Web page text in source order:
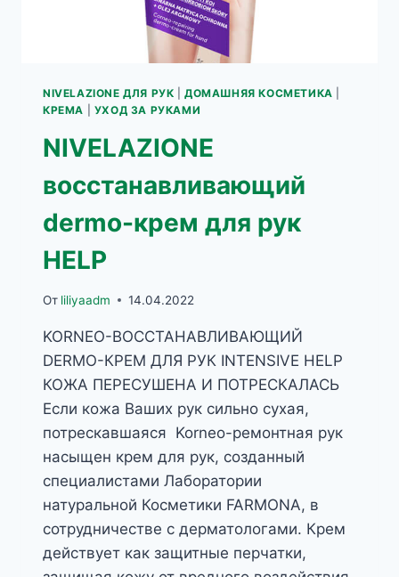
NIVELAZIONE ДЛЯ РУК |ДОМАШНЯЯ КОСМЕТИКА
КРЕМА
УХОД ЗА РУКАМИ
NIVELAZIONE
восстанавливающий
dermo-крем для рук
HELP
От liliyaadm 14.04.2022
KORNEO-ВОССТАНАВЛИВАЮЩИЙ
DERMO-КРЕМ ДЛЯ РУК INTENSIVE HELP
КОЖА ПЕРЕСУШЕНА И ПОТРЕСКАЛАСЬ
Если кожа Ваших рук сильно сухая,
потрескавшаяся Korneo-ремонтная рук
насыщен крем для рук, созданный
специалистами Лаборатории
натуральной Косметики FARMONA, в
сотрудничестве с дерматологами. Крем
действует как защитные перчатки,